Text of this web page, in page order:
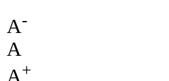
A-
A
A+